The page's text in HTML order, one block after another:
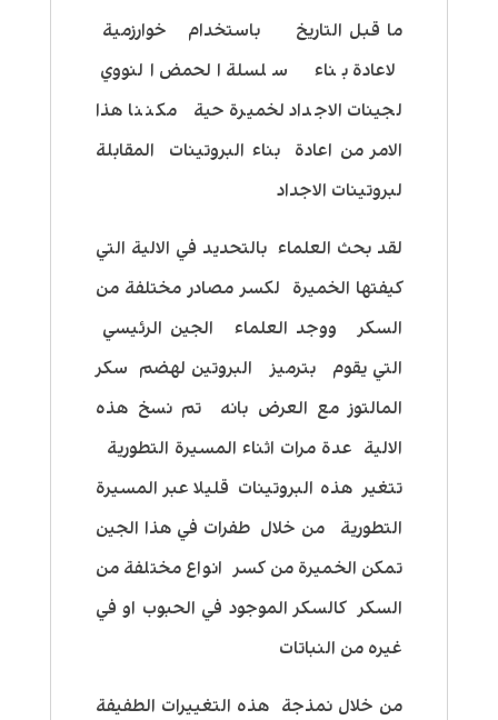
ما قبل التاريخ باستخدام خوارزمية
لاعادة بناء سلسلة الحمض النووي
لجينات الاجداد لخميرة حية مكننا هذا
الامر من اعادة بناء البروتينات المقابلة
لبروتينات الاجداد
لقد بحث العلماء بالتحديد في الالية التي
كيفتها الخميرة لكسر مصادر مختلفة من
السكر ووجد العلماء الجين الرئيسي
التي يقوم بترميز البروتين لهضم سكر
المالتوز مع العرض بانه تم نسخ هذه
الالية عدة مرات اثناء المسيرة التطورية
تتغير هذه البروتينات قليلا عبر المسيرة
التطورية من خلال طفرات في هذا الجين
تمكن الخميرة من كسر انواع مختلفة من
السكر كالسكر الموجود في الحبوب او في
غيره من النباتات
من خلال نمذجة هذه التغييرات الطفيفة